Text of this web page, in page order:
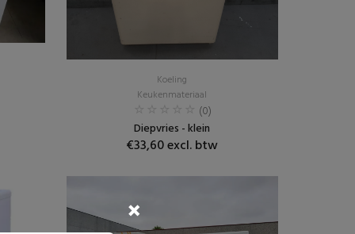
Koeling
Keukenmateriaal
(0)
Diepvries - klein
€33,60 excl. btw